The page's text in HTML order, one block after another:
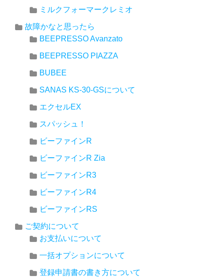
ミルクフォーマークレミオ
故障かなと思ったら
BEEPRESSO Avanzato
BEEPRESSO PIAZZA
BUBEE
SANAS KS-30-GSについて
エクセルEX
スパッシュ！
ビーファインR
ビーファインR Zia
ビーファインR3
ビーファインR4
ビーファインRS
ご契約について
お支払いについて
一括オプションについて
登録申請書の書き方について